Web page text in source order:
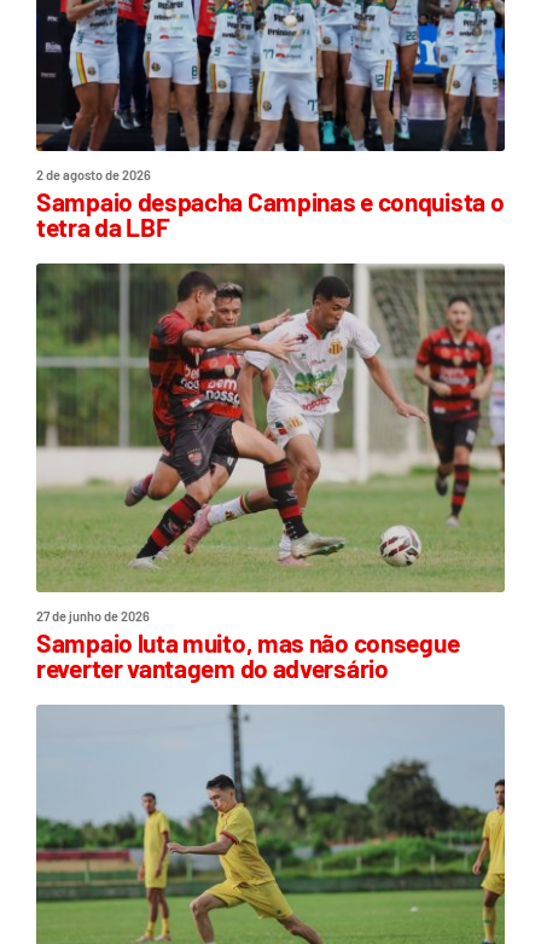
2 de agosto de 2026
Sampaio despacha Campinas e conquista o
tetra da LBF
27 de junho de 2026
Sampaio luta muito, mas não consegue
reverter vantagem do adversário